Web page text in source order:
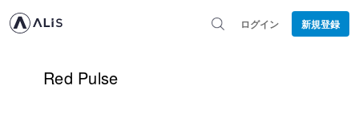
ログイン 新規登録
Red Pulse